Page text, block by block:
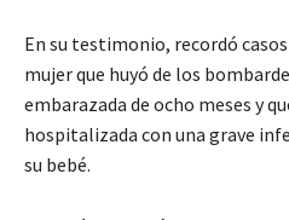
En su testimonio, recordó
mujer que huyó de los
embarazada de ocho meses y
hospitalizada con una grave
su bebé.